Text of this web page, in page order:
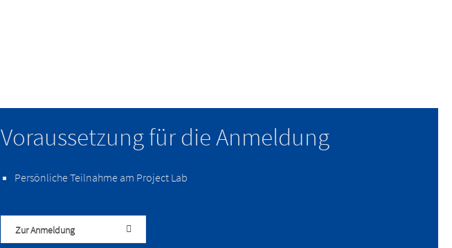
Voraussetzung für die Anmeldung
Persönliche Teilnahme am Project Lab
Zur Anmeldung